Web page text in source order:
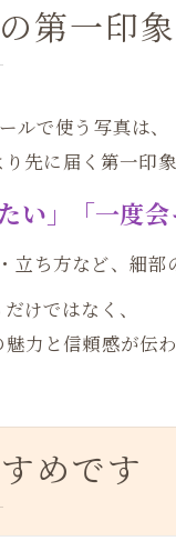
第一印
ルで使う写真は、
先に届く第一印象
い」「一度会
ち方など、細部
けではなく、
力と信頼感が伝
めです